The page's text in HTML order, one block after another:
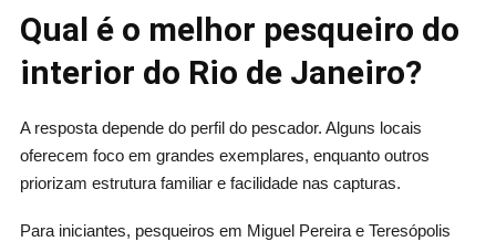
Qual é o melhor pesqueiro do
interior do Rio de Janeiro?
A resposta depende do perfil do pescador. Alguns locais
oferecem foco em grandes exemplares, enquanto outros
priorizam estrutura familiar e facilidade nas capturas.
Para iniciantes, pesqueiros em Miguel Pereira e Teresópolis